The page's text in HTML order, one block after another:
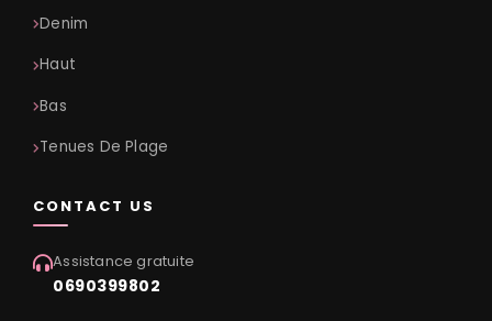
Denim
Haut
Bas
Tenues De Plage
CONTACT US
Assistance gratuite
0690399802